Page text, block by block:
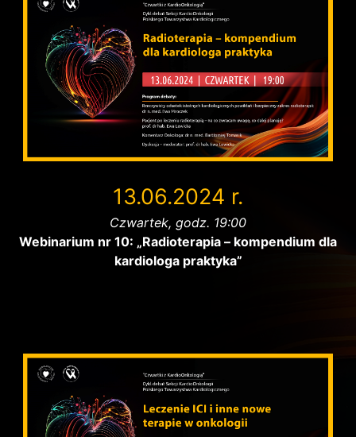
13.06.2024 r.
Czwartek, godz. 19:00
Webinarium nr 10: „Radioterapia – kompendium dla
kardiologa praktyka”